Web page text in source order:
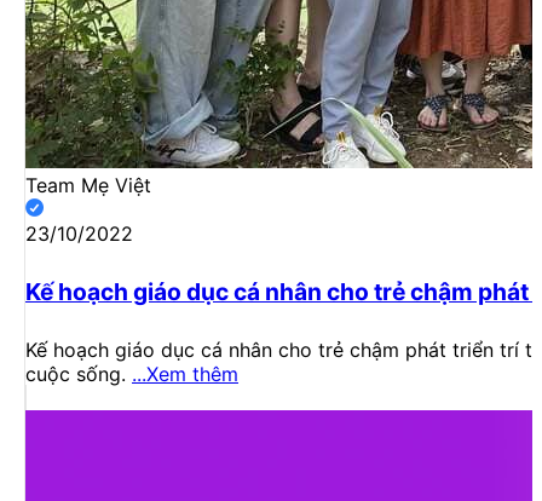
Team Mẹ Việt
23/10/2022
Kế hoạch giáo dục cá nhân cho trẻ chậm phát
Kế hoạch giáo dục cá nhân cho trẻ chậm phát triển trí
cuộc sống. ...Xem thêm